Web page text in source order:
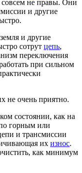
не правы. Они
и другие
и другие
сотрут цепь,
переключения
при сильном
не очень приятно.
состоянии, как на
горным или
и трансмиссии
их износ.
как минимум